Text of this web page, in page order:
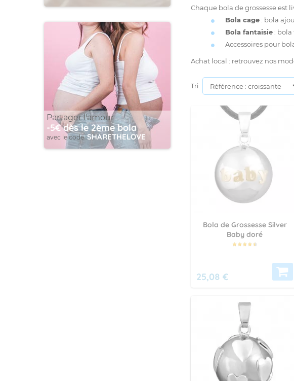
Partager l'amour
-5€ dès le 2ème bola
avec le code :SHARETHELOVE
Chaque bola de grossesse est
Bola cage : bola
Bola fantaisie :
Accessoires pour
Achat local : retrouvez nos
Tri
Bola de Grossesse Silver
Baby doré
25,08 €